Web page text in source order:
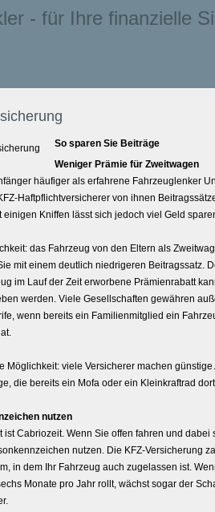
- für Ihre finanzielle
So sparen Sie Beiträge
Weniger Prämie für Zweitwagen
häufiger als erfahrene Fahrzeuglenker
Haft­pflichtversicherer von ihnen
einigen Kniffen lässt sich jedoch viel Geld
das Fahrzeug von den Eltern als
mit einem deutlich niedrigeren Beitragssatz.
im Lauf der Zeit erworbene Prämienrabatt
werden. Viele Gesellschaften gewähren
wenn bereits ein Familienmitglied ein
Möglichkeit: viele Versicherer machen günstige
die bereits ein Mofa oder ein Kleinkraftrad
nutzen
ist Cabriozeit. Wenn Sie offen fahren und dabei
nutzen. Die KFZ-Versicherung
in dem Ihr Fahrzeug auch zugelassen ist.
Monate pro Jahr rollt, wächst sogar der